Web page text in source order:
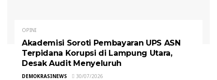
OPINI
Akademisi Soroti Pembayaran UPS ASN
Terpidana Korupsi di Lampung Utara,
Desak Audit Menyeluruh
DEMOKRASINEWS 30/07/2026